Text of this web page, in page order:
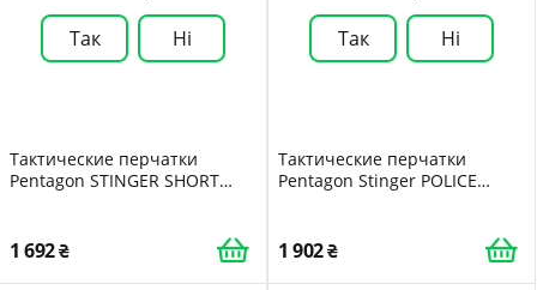
Так Ні
Тактические перчатки
Pentagon STINGER SHORT
1 692
Так Ні
Тактические перчатки
Pentagon Stinger POLICE
1 902